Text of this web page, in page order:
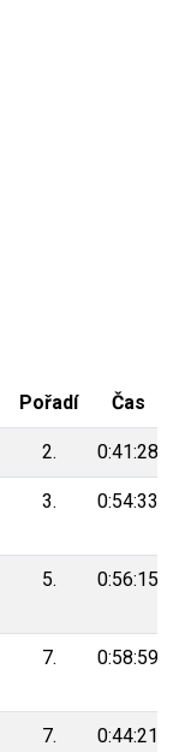
Pořadí Čas
2. 0:41:28
3. 0:54:33
5. 0:56:15
7. 0:58:59
7. 0:44:21